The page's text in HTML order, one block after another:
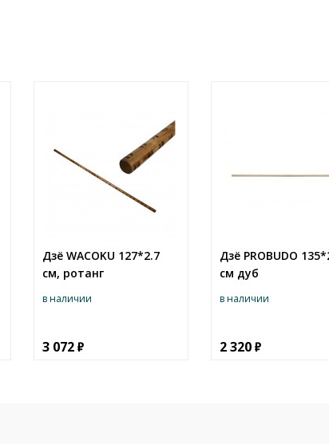
Дзё WAСOKU 127*2.7
см, ротанг
в наличии
3 072
Дзё PROBUDO
см дуб
в наличии
2 320